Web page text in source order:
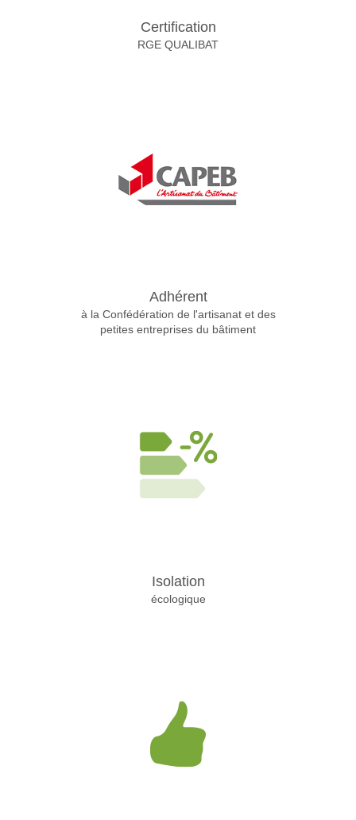
Certification
RGE QUALIBAT
Adhérent
à la Confédération de l'artisanat et des
petites entreprises du bâtiment
Isolation
écologique